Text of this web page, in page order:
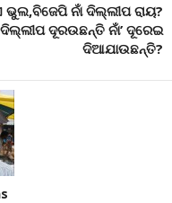
ଭୁଲ,ବିଜେପି ନାଁ ଦିଲ୍ଲୀପ ରାୟ?
ଦିଲ୍ଲୀପ ଦୂରଉଛନ୍ତି ନାଁ’ ଦୂରେଇ
ଦିଆଯାଉଛନ୍ତି?